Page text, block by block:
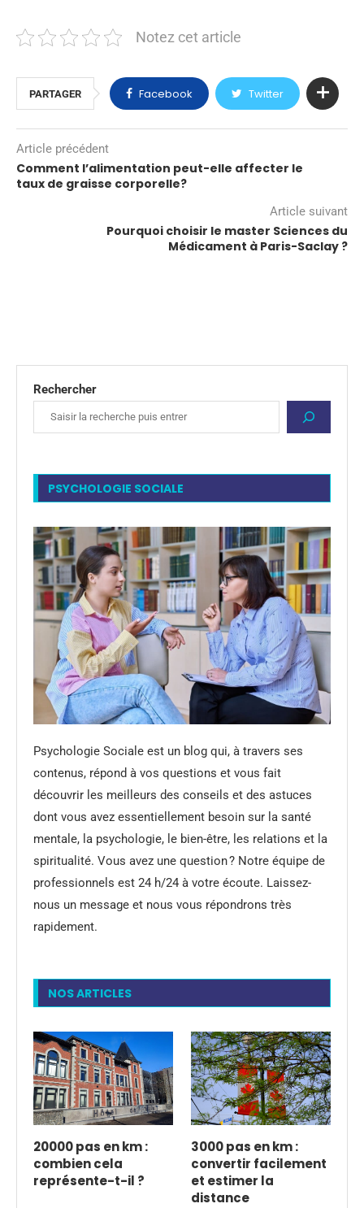
Notez cet article
PARTAGER Facebook Twitter
Article précédent
Comment l’alimentation peut-elle affecter le
taux de graisse corporelle?
Article suivant
Pourquoi choisir le master Sciences du
Médicament à Paris-Saclay ?
Rechercher
PSYCHOLOGIE SOCIALE
Psychologie Sociale est un blog qui, à travers ses
contenus, répond à vos questions et vous fait
découvrir les meilleurs des conseils et des astuces
dont vous avez essentiellement besoin sur la santé
mentale, la psychologie, le bien-être, les relations et la
spiritualité. Vous avez une question ? Notre équipe de
professionnels est 24 h/24 à votre écoute. Laissez-
nous un message et nous vous répondrons très
rapidement.
NOS ARTICLES
20000 pas en km :
combien cela
représente-t-il ?
3000 pas en km :
convertir facilement
et estimer la
distance